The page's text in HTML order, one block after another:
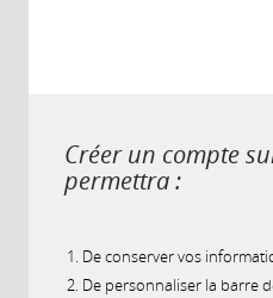
Créer un compte
permettra :
De conserver vos
De personnaliser la barre